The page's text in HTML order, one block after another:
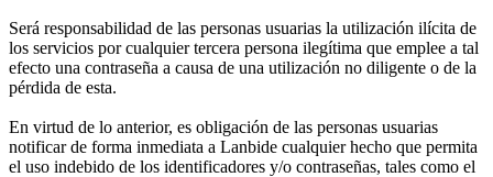
Será responsabilidad de las personas usuarias la utilización ilícita de
los servicios por cualquier tercera persona ilegítima que emplee a tal
efecto una contraseña a causa de una utilización no diligente o de la
pérdida de esta.
En virtud de lo anterior, es obligación de las personas usuarias
notificar de forma inmediata a Lanbide cualquier hecho que permita
el uso indebido de los identificadores y/o contraseñas, tales como el